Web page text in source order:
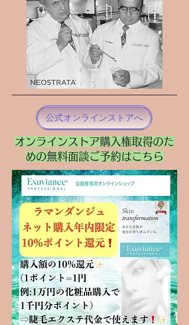
公式オンラインストアへ
​オンラインストア購入権取得のた
めの無料面談ご予約はこちら